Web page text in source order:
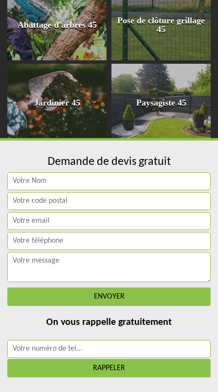
Abattage d'arbres 45
Pose de clôture grillage
45
Jardinier 45 Paysagiste 45
Demande de devis gratuit
On vous rappelle gratuitement